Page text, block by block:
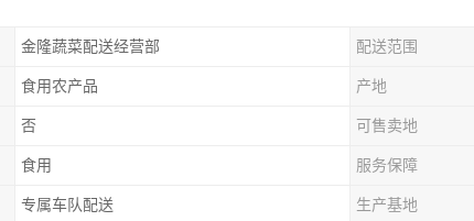
金隆蔬菜配送经营部 配送范围
食用农产品 产地
否 可售卖地
食用 服务保障
专属车队配送 生产基地